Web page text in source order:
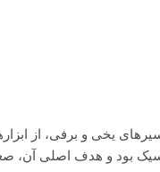
یخی و برفی، از
بود و هدف اصلی آن،